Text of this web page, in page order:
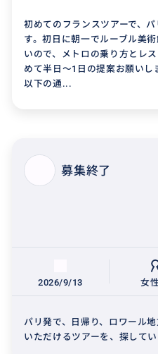
初めてのフランスツアーで、
す。初日に朝一でルーブル美
いので、メトロの乗り方とレ
めて半日〜1日の提案お願いし
以下の通...
募集終了
2026/9/13 女
パリ発で、日帰り、ロワール
いただけるツアーを、探してい